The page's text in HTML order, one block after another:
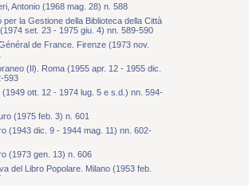
Antonio (1968 mag. 28) n. 588
per la Gestione della Biblioteca della Città
set. 23 - 1975 giu. 4) nn. 589-590
de France. Firenze (1973 nov.
(Il). Roma (1955 apr. 12 - 1955 dic.
593
(1949 ott. 12 - 1974 lug. 5 e s.d.) nn. 594-
(1975 feb. 3) n. 601
(1943 dic. 9 - 1944 mag. 11) nn. 602-
(1973 gen. 13) n. 606
del Libro Popolare. Milano (1953 feb.